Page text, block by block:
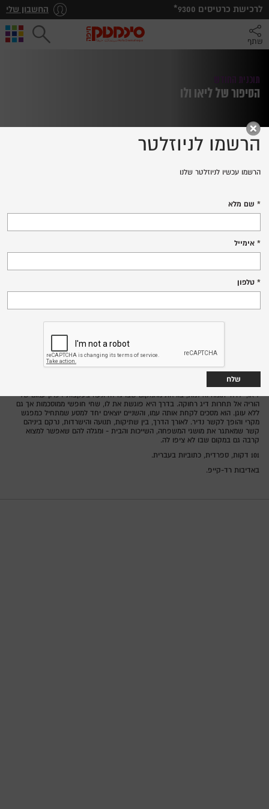
*לרכישת כרטיסים 9300 החשבון שלי
שתף
תוכנית החודש
הסיפור של ליאו ולו
פרטים נוספים
שבת, 6.6.26
קרלוס סולאנו
איסאק פריס, ג'ולייה סולרו, מנואל מנקיניה
הקרנת טרום בכורה
ליאו, ילדה יתומה ואילמת, בורחת מהמקום שבו גדלה ונעה בעקבות זיכרון עמום של
הוריה אל תחרות דיג רחוקה. בדרך היא פוגשת את לו, שחי חופשי ממוסכמות אך גם
ללא עוגן. הוא מסכים לקחת אותה עמו, והשניים יוצאים יחד למסע שמתחיל כמפגש
מקרי והופך לקשר נדיר. לאורך הדרך, בין שתיקות, תנועה והישרדות, נרקם ביניהם
קשר שמאתגר את מושגי המשפחה, השייכות והבית - ומגלה להם שאפשר למצוא
קרבה גם במקום שבו לא ציפו לה.
101 דקות, ספרדית, כתוביות בעברית.
באדיבות רד-קייפ.
הרשמו לניוזלטר
הרשמו עכשיו לניוזלטר שלנו
שם מלא
אימייל
טלפון